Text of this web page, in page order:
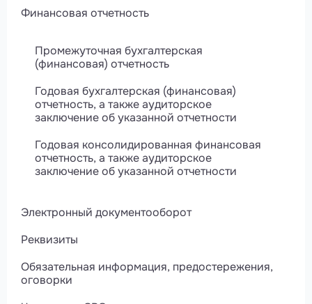
Финансовая отчетность
Промежуточная бухгалтерская
(финансовая) отчетность
Годовая бухгалтерская (финансовая)
отчетность, а также аудиторское
заключение об указанной отчетности
Годовая консолидированная финансовая
отчетность, а также аудиторское
заключение об указанной отчетности
Электронный документооборот
Реквизиты
Обязательная информация, предостережения,
оговорки